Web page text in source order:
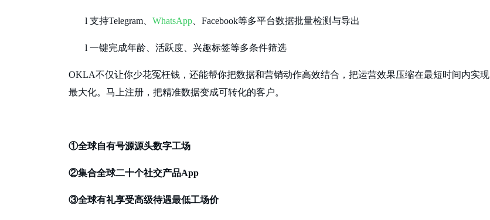
l 支持Telegram、 WhatsApp 、Facebook等多平台数据批量检测与导出
l 一键完成年龄、活跃度、兴趣标签等多条件筛选
OKLA不仅让你少花冤枉钱，还能帮你把数据和营销动作高效结合，把运营效果压缩在最短时间内实现
最大化。马上注册，把精准数据变成可转化的客户。
①全球自有号源源头数字工场
②集合全球二十个社交产品App
③全球有礼享受高级待遇最低工场价